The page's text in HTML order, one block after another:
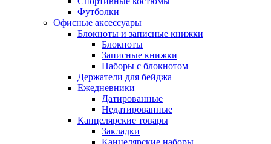
Футболки
Офисные аксессуары
Блокноты и записные книжки
Блокноты
Записные книжки
Наборы с блокнотом
Держатели для бейджа
Ежедневники
Датированные
Недатированные
Канцелярские товары
Закладки
Канцелярские наборы